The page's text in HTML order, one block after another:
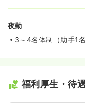
夜勤
3～4名体制（助手1名
福利厚生・待